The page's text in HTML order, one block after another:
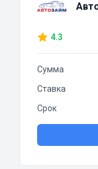
4.3
Сумма
Ставка
Срок